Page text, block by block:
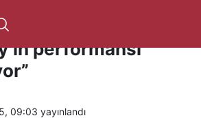
“Mayıs yaklaştıkça
performansı
09:03 yayınlandı